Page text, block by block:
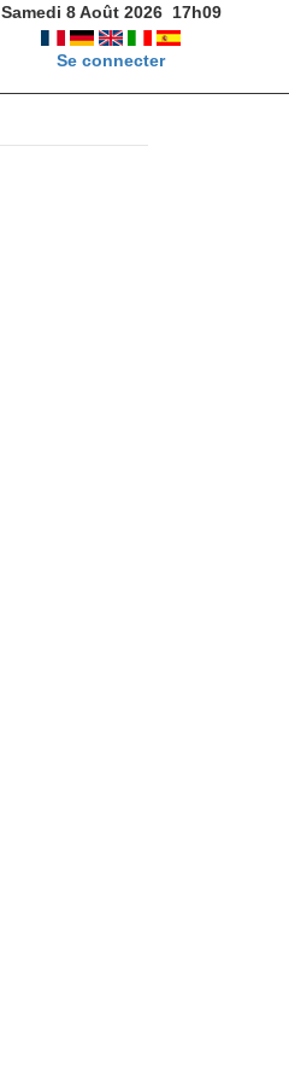
Samedi 8 Août 2026 17h09
Se connecter